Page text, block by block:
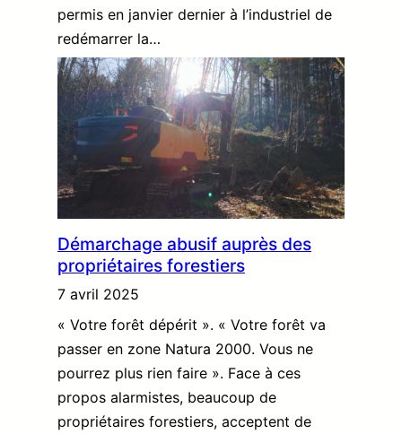
permis en janvier dernier à l’industriel de
redémarrer la…
Démarchage abusif auprès des
propriétaires forestiers
7 avril 2025
« Votre forêt dépérit ». « Votre forêt va
passer en zone Natura 2000. Vous ne
pourrez plus rien faire ». Face à ces
propos alarmistes, beaucoup de
propriétaires forestiers, acceptent de